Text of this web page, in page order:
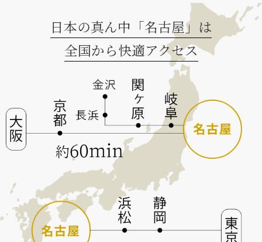
日本の真ん中「名古屋」は
全国から快適アクセス